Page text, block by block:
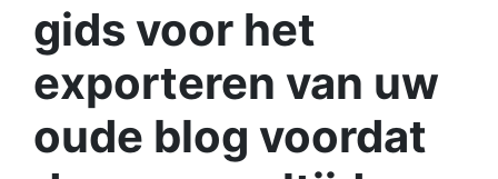
gids voor het
exporteren van uw
oude blog voordat